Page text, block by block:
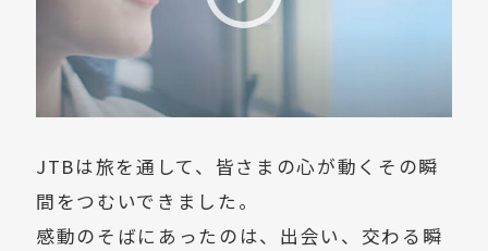
JTBは旅を通して、皆さまの心が動くその瞬
間をつむいできました。
感動のそばにあったのは、出会い、交わる瞬